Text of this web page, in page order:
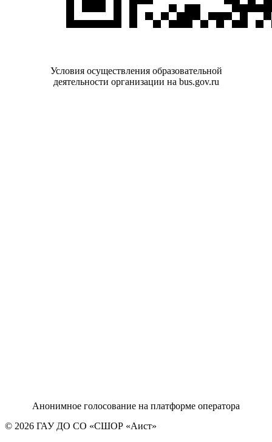
Условия осуществления образовательной
деятельности организации на bus.gov.ru
Анонимное голосование на платформе оператора
© 2026 ГАУ ДО СО «СШОР «Аист»